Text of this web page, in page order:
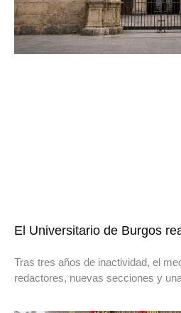
El Universitario de Burgos
Tras tres años de inactividad, el
redactores, nuevas secciones y